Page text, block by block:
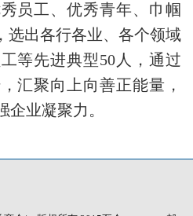
员工、优秀青年、巾帼
选出各行各业、各个领域
等先进典型50人，通过
汇聚向上向善正能量，
业凝聚力。